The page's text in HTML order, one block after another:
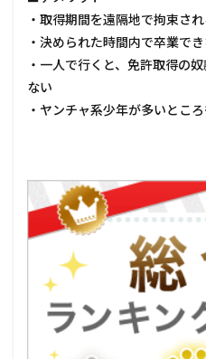
・取得期間を遠隔地で拘束され
・決められた時間内で卒業で
・一人で行くと、免許取得の
ない
・ヤンチャ系少年が多いところ